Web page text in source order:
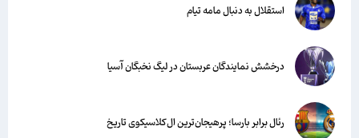
استقلال به دنبال مامه تیام
درخشش نمایندگان عربستان در لیگ نخبگان آسیا
رئال برابر بارسا؛ پرهیجان‌‌ترین ال‌کلاسیکوی تاریخ